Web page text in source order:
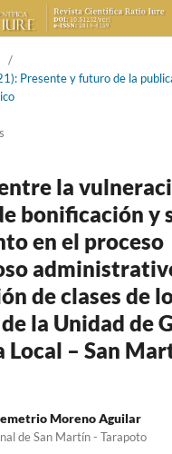
/
Presente y futuro de la
la
bonificación y
en el proceso
de clases de
la Unidad de
Local – San
Moreno Aguilar
de San Martín - Tarapoto